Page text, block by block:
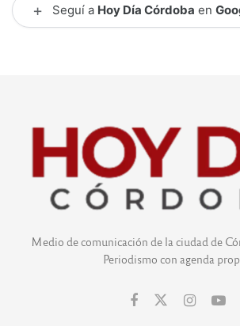
+ Seguí a Hoy Día Córdoba en
Medio de comunicación de la ciudad de
Periodismo con agenda